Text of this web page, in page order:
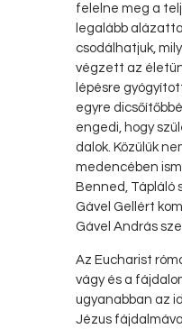
felelne meg a
legalább
csodálhatjuk,
végzett az
lépésre
egyre
engedi, hogy
dalok. Közülük
medencében
Benned, Tápláló
Gável Gellért
Gável András
Az Eucharist
vágy és a
ugyanabban az
Jézus